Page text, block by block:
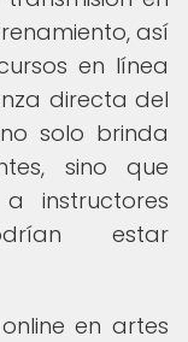
así
en línea
directa del
solo brinda
sino que
instructores
estar
en artes